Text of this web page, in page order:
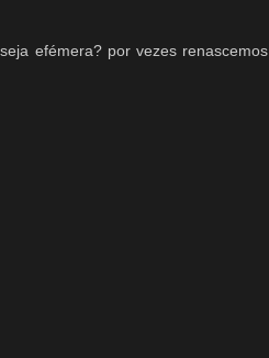
efémera? por vezes renascemos